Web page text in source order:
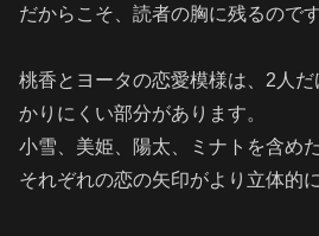
だからこそ、読者の胸に残るのです
桃香とヨータの恋愛模様は、2人
かりにくい部分があります。
小雪、美姫、陽太、ミナトを含め
それぞれの恋の矢印がより立体的